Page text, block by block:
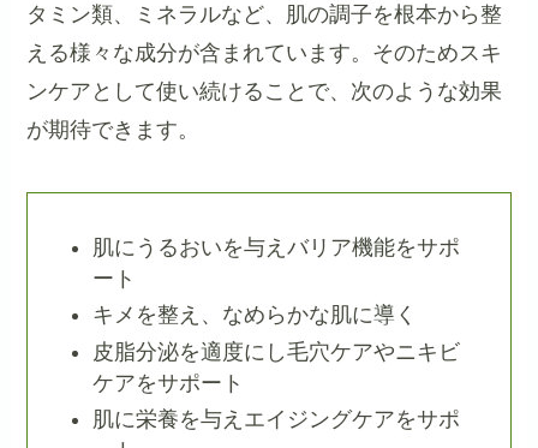
タミン類、ミネラルなど、肌の調子を根本から整
える様々な成分が含まれています。そのためスキ
ンケアとして使い続けることで、次のような効果
が期待できます。
肌にうるおいを与えバリア機能をサポ
ート
キメを整え、なめらかな肌に導く
皮脂分泌を適度にし毛穴ケアやニキビ
ケアをサポート
肌に栄養を与えエイジングケアをサポ